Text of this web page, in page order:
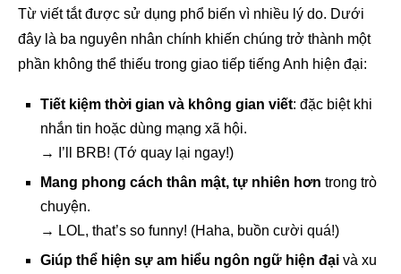
Từ viết tắt được sử dụng phổ biến vì nhiều lý do. Dưới
đây là ba nguyên nhân chính khiến chúng trở thành một
phần không thể thiếu trong giao tiếp tiếng Anh hiện đại:
Tiết kiệm thời gian và không gian viết: đặc biệt khi
nhắn tin hoặc dùng mạng xã hội.
→ I’ll BRB! (Tớ quay lại ngay!)
Mang phong cách thân mật, tự nhiên hơn trong trò
chuyện.
→ LOL, that’s so funny! (Haha, buồn cười quá!)
Giúp thể hiện sự am hiểu ngôn ngữ hiện đại và xu